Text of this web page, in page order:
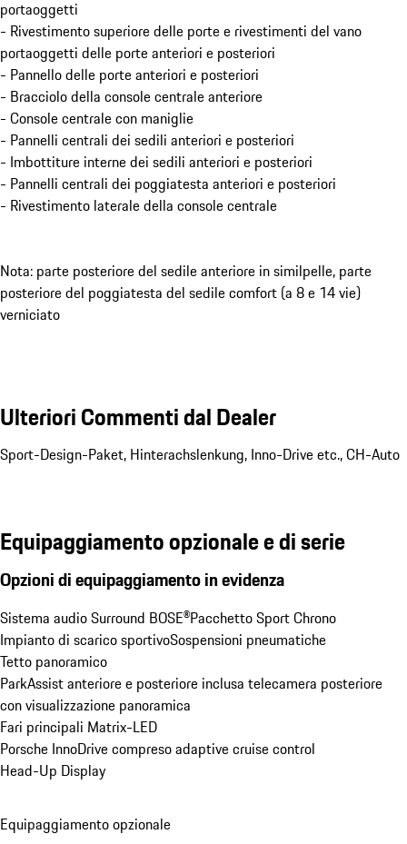
portaoggetti
- Rivestimento superiore delle porte e rivestimenti del vano
portaoggetti delle porte anteriori e posteriori
- Pannello delle porte anteriori e posteriori
- Bracciolo della console centrale anteriore
- Console centrale con maniglie
- Pannelli centrali dei sedili anteriori e posteriori
- Imbottiture interne dei sedili anteriori e posteriori
- Pannelli centrali dei poggiatesta anteriori e posteriori
- Rivestimento laterale della console centrale
Nota: parte posteriore del sedile anteriore in similpelle, parte
posteriore del poggiatesta del sedile comfort (a 8 e 14 vie)
verniciato
Ulteriori Commenti dal Dealer
Sport-Design-Paket, Hinterachslenkung, Inno-Drive etc., CH-Auto
Equipaggiamento opzionale e di serie
Opzioni di equipaggiamento in evidenza
Sistema audio Surround BOSE®Pacchetto Sport Chrono
Impianto di scarico sportivoSospensioni pneumatiche
Tetto panoramico
ParkAssist anteriore e posteriore inclusa telecamera posteriore
con visualizzazione panoramica
Fari principali Matrix-LED
Porsche InnoDrive compreso adaptive cruise control
Head-Up Display
Equipaggiamento opzionale